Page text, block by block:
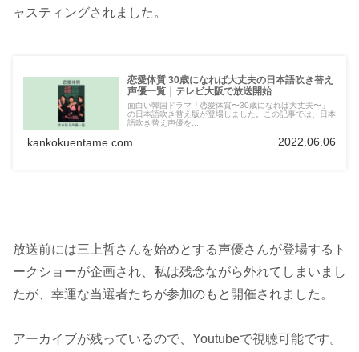
ャスティングされました。
恋愛体質 30歳になれば大丈夫の日本語吹き替え
声優一覧｜テレビ大阪で放送開始
面白い韓国ドラマ「恋愛体質〜30歳になれば大丈夫〜」
の日本語吹き替え版が登場しました。この記事では、日本
語吹き替え声優を...
kankokuentame.com 2022.06.06
放送前には三上哲さんを始めとする声優さんが登場するト
ークショーが企画され、私は残念ながら外れてしまいまし
たが、幸運な当選者たちが参加のもと開催されました。
アーカイブが残っているので、Youtubeで視聴可能です。